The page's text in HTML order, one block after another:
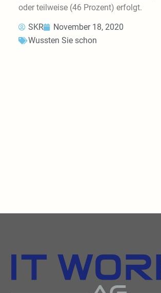
oder teilweise (46 Prozent) erfolgt.
SKR
November 18, 2020
Wussten Sie schon